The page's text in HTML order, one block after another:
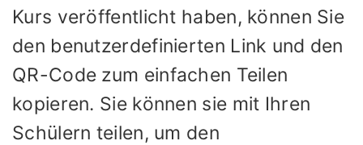
Kurs veröffentlicht haben, können Sie
den benutzerdefinierten Link und den
QR-Code zum einfachen Teilen
kopieren. Sie können sie mit Ihren
Schülern teilen, um den